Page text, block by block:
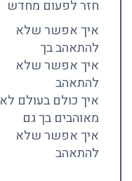
חזר לפעום מחדש
איך אפשר שלא
להתאהב בך
איך אפשר שלא
להתאהב
איך כולם בעולם לא
מאוהבים בך גם
איך אפשר שלא
להתאהב